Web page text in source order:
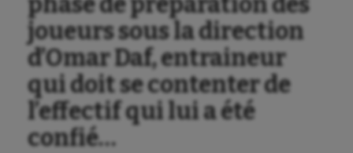
Aéronautique
joueurs sous la direction
d’Omar Daf, entraineur
qui doit se contenter de
l’effectif qui lui a été
confié…